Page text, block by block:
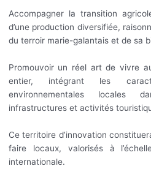
Accompagner la transition
d’une production diversifiée,
du terroir marie-galantais et de sa
Promouvoir un réel art de vivre
entier, intégrant les
environnementales locales
infrastructures et activités
Ce territoire d’innovation
faire locaux, valorisés à
internationale.